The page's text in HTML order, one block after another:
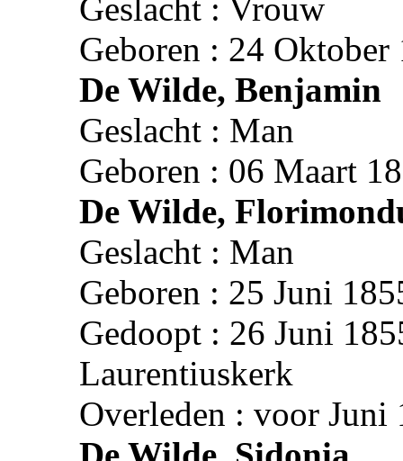
Geslacht : Vrouw
Geboren : 24
De Wilde, Benjamin
Geslacht : Man
Geboren : 06 Maart
De Wilde,
Geslacht : Man
Geboren : 25 Juni
Gedoopt : 26 Juni
Laurentiuskerk
Overleden : voor Juni